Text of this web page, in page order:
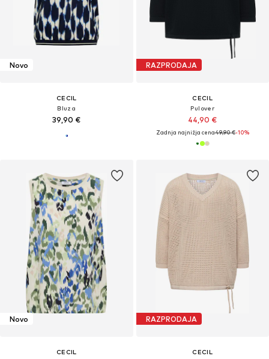
Novo
CECIL
Bluza
39,90 €
RAZPRODAJA
CECIL
Pulover
44,90 €
Zadnja najnižja cena49,90 €-10%
Novo
CECIL
RAZPRODAJA
CECIL